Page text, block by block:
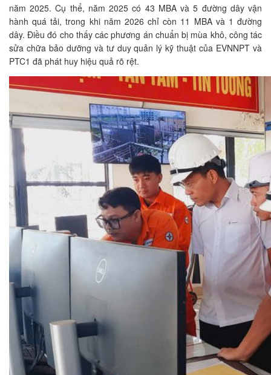
năm 2025. Cụ thể, năm 2025 có 43 MBA và 5 đường dây vận
hành quá tải, trong khi năm 2026 chỉ còn 11 MBA và 1 đường
dây. Điều đó cho thấy các phương án chuẩn bị mùa khô, công tác
sửa chữa bảo dưỡng và tư duy quản lý kỹ thuật của EVNNPT và
PTC1 đã phát huy hiệu quả rõ rệt.